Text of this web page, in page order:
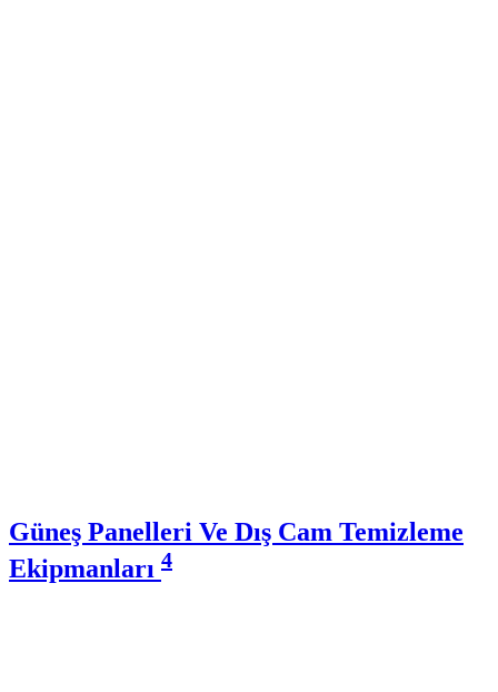
Güneş Panelleri Ve Dış Cam Temizleme
Ekipmanları 4